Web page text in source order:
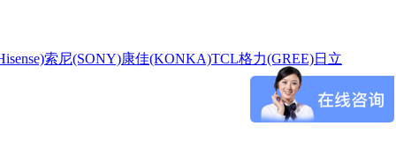
索尼(SONY)康佳(KONKA)TCL格力(GREE)日立